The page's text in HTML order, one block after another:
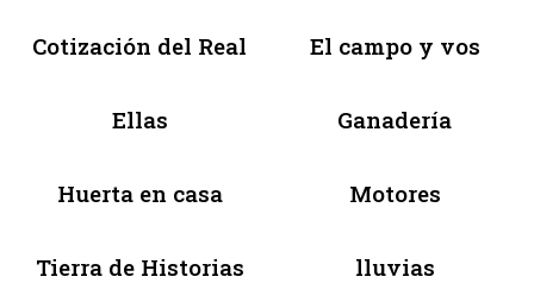
Cotización del Real El campo y vos
Ellas Ganadería
Huerta en casa Motores
Tierra de Historias lluvias